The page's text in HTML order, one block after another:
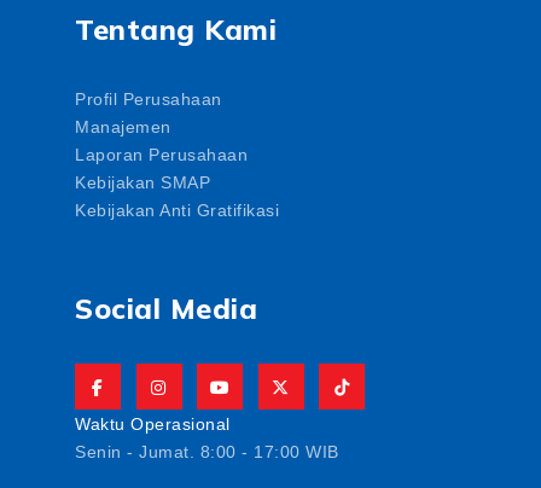
Tentang Kami
Profil Perusahaan
Manajemen
Laporan Perusahaan
Kebijakan SMAP
Kebijakan Anti Gratifikasi
Social Media
Waktu Operasional
Senin - Jumat. 8:00 - 17:00 WIB